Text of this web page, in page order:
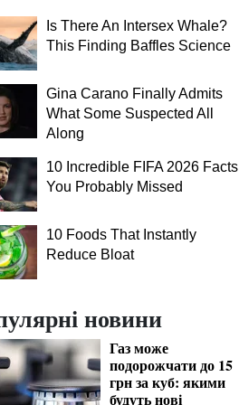
Is There An Intersex Whale?
This Finding Baffles Science
Gina Carano Finally Admits
What Some Suspected All
Along
10 Incredible FIFA 2026 Facts
You Probably Missed
10 Foods That Instantly
Reduce Bloat
новини
Газ може
подорожчати до 15
грн за куб: якими
будуть нові